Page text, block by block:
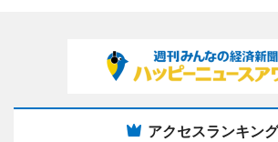
アクセスランキング